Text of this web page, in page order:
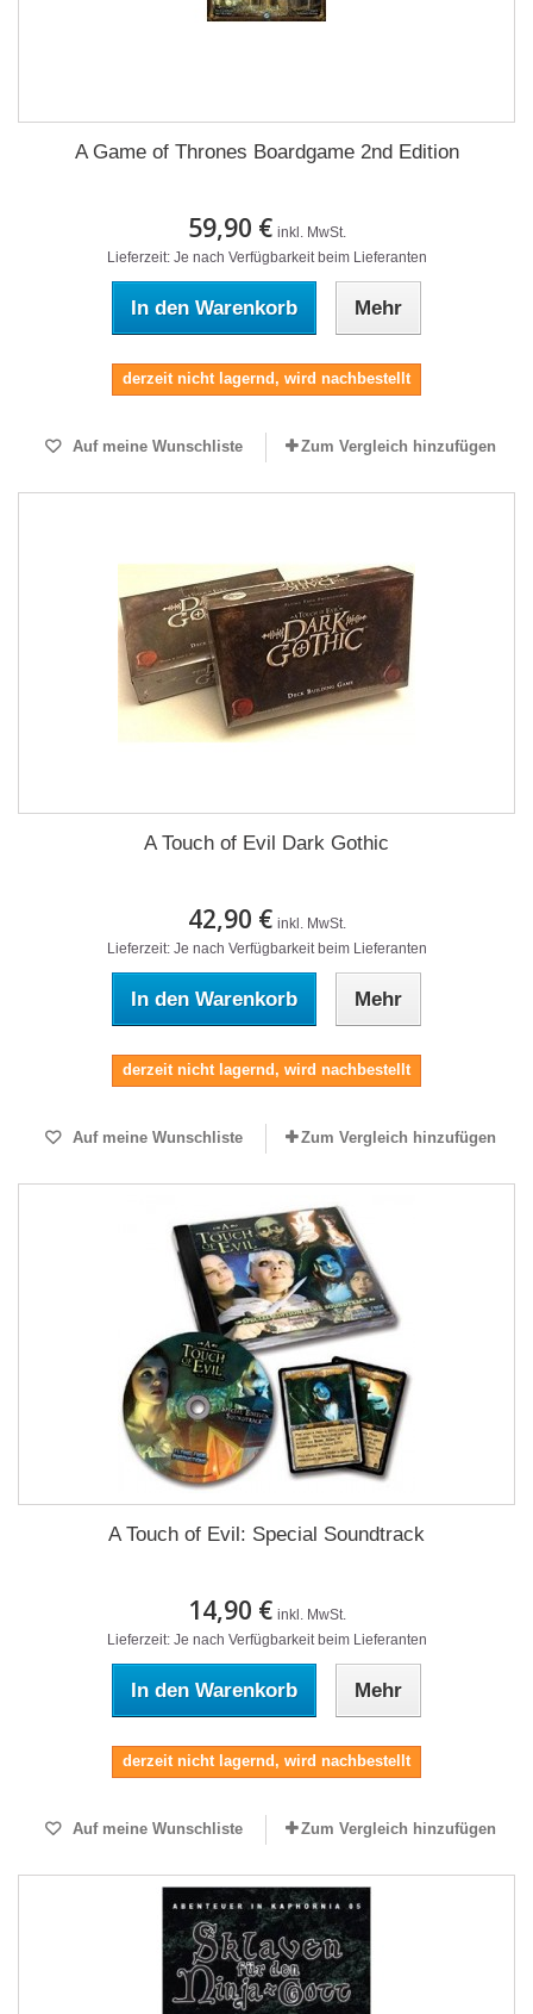
A Game of Thrones Boardgame 2nd Edition
59,90 € inkl. MwSt.
Lieferzeit: Je nach Verfügbarkeit beim Lieferanten
In den Warenkorb Mehr
derzeit nicht lagernd, wird nachbestellt
Auf meine Wunschliste Zum Vergleich hinzufügen
A Touch of Evil Dark Gothic
42,90 € inkl. MwSt.
Lieferzeit: Je nach Verfügbarkeit beim Lieferanten
In den Warenkorb Mehr
derzeit nicht lagernd, wird nachbestellt
Auf meine Wunschliste Zum Vergleich hinzufügen
A Touch of Evil: Special Soundtrack
14,90 € inkl. MwSt.
Lieferzeit: Je nach Verfügbarkeit beim Lieferanten
In den Warenkorb Mehr
derzeit nicht lagernd, wird nachbestellt
Auf meine Wunschliste Zum Vergleich hinzufügen